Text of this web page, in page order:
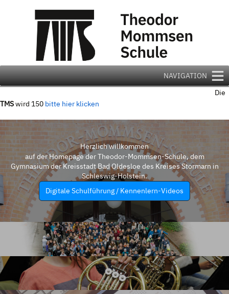
NAVIGATION
Die
TMSwird 150 bitte hier klicken
Herzlich willkommen
auf der Homepage der Theodor-Mommsen-Schule, dem
Gymnasium der Kreisstadt Bad Oldesloe des Kreises Stormarn in
Schleswig-Holstein.
Digitale Schulführung / Kennenlern-Videos